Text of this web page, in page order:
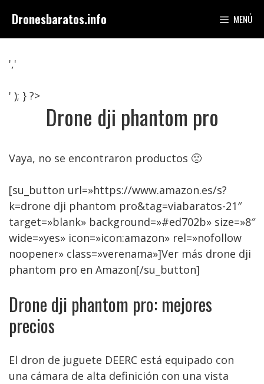
contenido
Dronesbaratos.info MENÚ
','
' ); } ?>
Drone dji phantom pro
Vaya, no se encontraron productos 🙁
[su_button url=»https://www.amazon.es/s?
k=drone dji phantom pro&tag=viabaratos-21″
target=»blank» background=»#ed702b» size=»8″
wide=»yes» icon=»icon:amazon» rel=»nofollow
noopener» class=»verenama»]Ver más drone dji
phantom pro en Amazon[/su_button]
Drone dji phantom pro: mejores
precios
El dron de juguete DEERC está equipado con
una cámara de alta definición con una vista